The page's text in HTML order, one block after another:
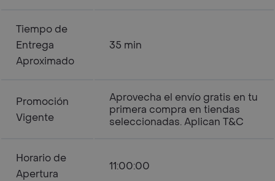
Tiempo de
Entrega
Aproximado
35 min
Promoción
Vigente
Aprovecha el envío gratis en tu
primera compra en tiendas
seleccionadas. Aplican T&C
Horario de
Apertura
11:00:00